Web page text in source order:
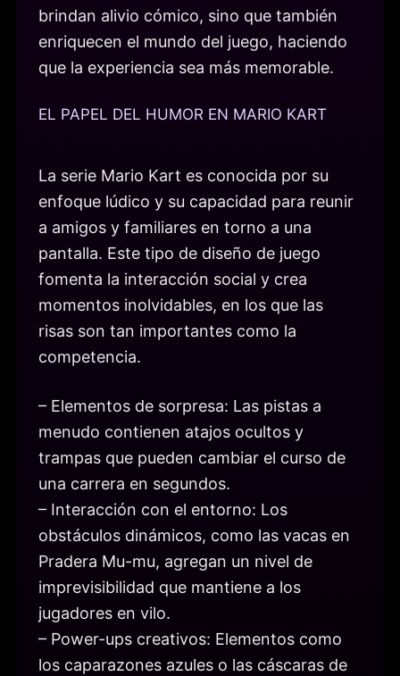
brindan alivio cómico, sino que también
enriquecen el mundo del juego, haciendo
que la experiencia sea más memorable.
EL PAPEL DEL HUMOR EN MARIO KART
La serie Mario Kart es conocida por su
enfoque lúdico y su capacidad para reunir
a amigos y familiares en torno a una
pantalla. Este tipo de diseño de juego
fomenta la interacción social y crea
momentos inolvidables, en los que las
risas son tan importantes como la
competencia.
– Elementos de sorpresa: Las pistas a
menudo contienen atajos ocultos y
trampas que pueden cambiar el curso de
una carrera en segundos.
– Interacción con el entorno: Los
obstáculos dinámicos, como las vacas en
Pradera Mu-mu, agregan un nivel de
imprevisibilidad que mantiene a los
jugadores en vilo.
– Power-ups creativos: Elementos como
los caparazones azules o las cáscaras de